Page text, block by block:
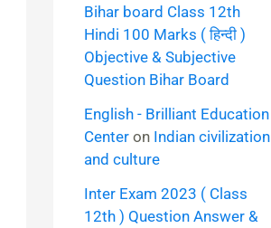
Bihar board Class 12th
Hindi 100 Marks ( हिन्दी )
Objective & Subjective
Question Bihar Board
English - Brilliant Education
Centeron Indian civilization
and culture
Inter Exam 2023 ( Class
12th ) Question Answer &